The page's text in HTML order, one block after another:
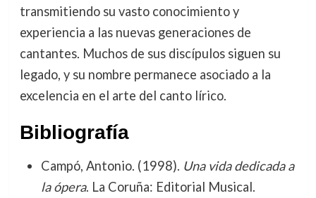
transmitiendo su vasto conocimiento y
experiencia a las nuevas generaciones de
cantantes. Muchos de sus discípulos siguen su
legado, y su nombre permanece asociado a la
excelencia en el arte del canto lírico.
Bibliografía
Campó, Antonio. (1998). Una vida dedicada a
la ópera. La Coruña: Editorial Musical.